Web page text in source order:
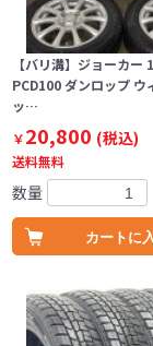
【バリ溝】ジョーカ
PCD100 ダンロップ ウ
ッ…
￥20,800 (税込)
送料無料
数量
カートに